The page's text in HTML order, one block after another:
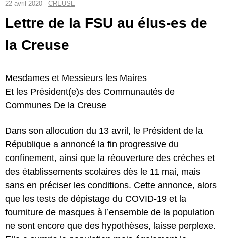
22 avril 2020 - CREUSE
Lettre de la FSU au élus-es de
la Creuse
Mesdames et Messieurs les Maires
Et les Président(e)s des Communautés de
Communes De la Creuse
Dans son allocution du 13 avril, le Président de la
République a annoncé la fin progressive du
confinement, ainsi que la réouverture des crèches et
des établissements scolaires dès le 11 mai, mais
sans en préciser les conditions. Cette annonce, alors
que les tests de dépistage du COVID-19 et la
fourniture de masques à l’ensemble de la population
ne sont encore que des hypothèses, laisse perplexe.